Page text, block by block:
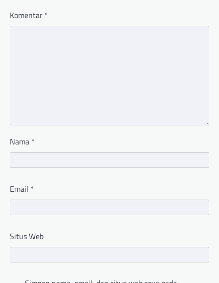
Komentar *
Nama *
Email *
Situs Web